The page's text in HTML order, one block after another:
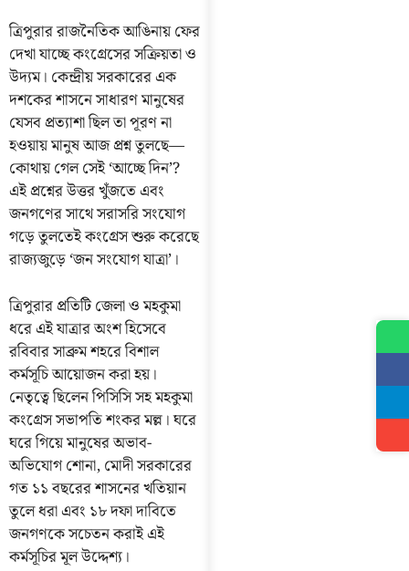
ত্রিপুরার রাজনৈতিক আঙিনায় ফের
দেখা যাচ্ছে কংগ্রেসের সক্রিয়তা ও
উদ্যম। কেন্দ্রীয় সরকারের এক
দশকের শাসনে সাধারণ মানুষের
যেসব প্রত্যাশা ছিল তা পূরণ না
হওয়ায় মানুষ আজ প্রশ্ন তুলছে—
কোথায় গেল সেই ‘আচ্ছে দিন’?
এই প্রশ্নের উত্তর খুঁজতে এবং
জনগণের সাথে সরাসরি সংযোগ
গড়ে তুলতেই কংগ্রেস শুরু করেছে
রাজ্যজুড়ে ‘জন সংযোগ যাত্রা’।
ত্রিপুরার প্রতিটি জেলা ও মহকুমা
ধরে এই যাত্রার অংশ হিসেবে
রবিবার সাব্রুম শহরে বিশাল
কর্মসূচি আয়োজন করা হয়।
নেতৃত্বে ছিলেন পিসিসি সহ মহকুমা
কংগ্রেস সভাপতি শংকর মল্ল। ঘরে
ঘরে গিয়ে মানুষের অভাব-
অভিযোগ শোনা, মোদী সরকারের
গত ১১ বছরের শাসনের খতিয়ান
তুলে ধরা এবং ১৮ দফা দাবিতে
জনগণকে সচেতন করাই এই
কর্মসূচির মূল উদ্দেশ্য।